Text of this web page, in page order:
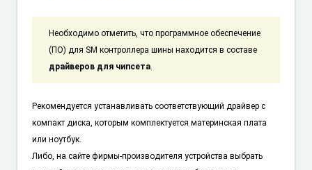
Необходимо отметить, что программное обеспечение
(ПО) для SM контроллера шины находится в составе
драйверов для чипсета.
Рекомендуется устанавливать соответствующий драйвер с
компакт диска, которым комплектуется материнская плата
или ноутбук.
Либо, на сайте фирмы-производителя устройства выбрать